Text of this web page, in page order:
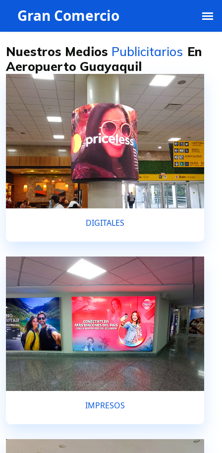
ventas@grancomercio.com.ec
Nuestros Medios Publicitarios En
Aeropuerto Guayaquil
DIGITALES
IMPRESOS